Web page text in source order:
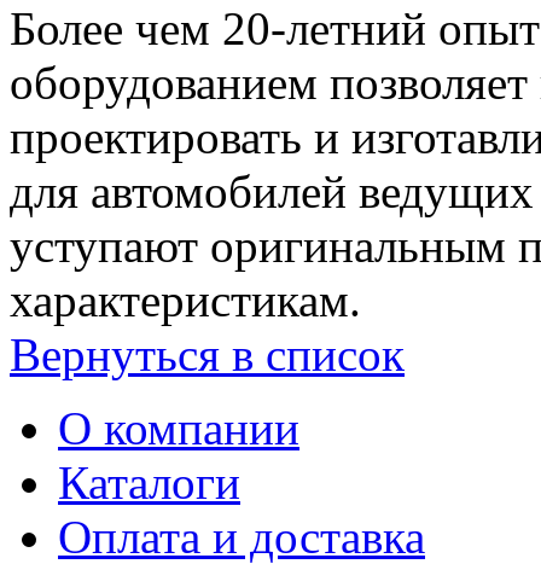
Более чем 20-летний
оборудованием
проектировать и
для автомобилей
уступают оригинальным
характеристикам.
Вернуться в список
О компании
Каталоги
Оплата и доставка